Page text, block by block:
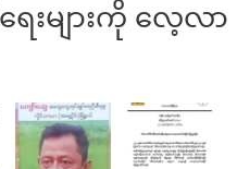
းများကို လေ့လာ